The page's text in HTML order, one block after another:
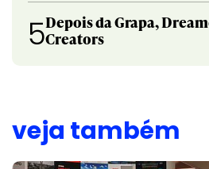
5Depois da Grapa,
Creators
veja também